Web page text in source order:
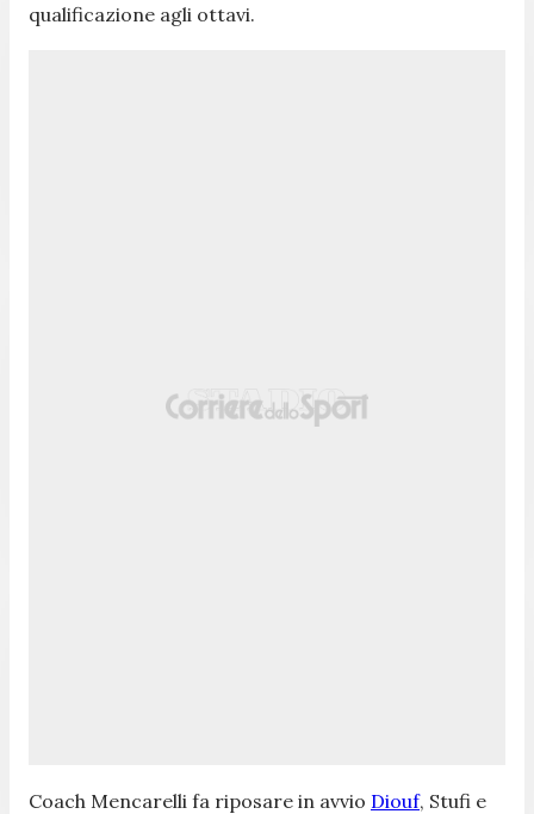
qualificazione agli ottavi.
Coach Mencarelli fa riposare in avvio Diouf, Stufi e